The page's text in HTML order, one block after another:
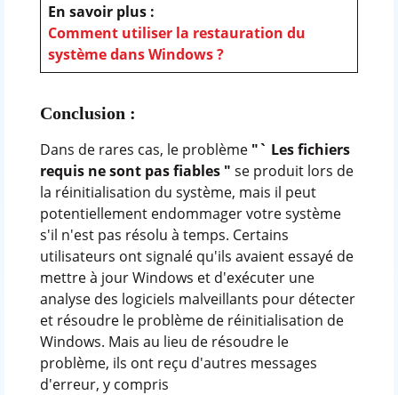
En savoir plus :
Comment utiliser la restauration du
système dans Windows ?
Conclusion :
Dans de rares cas, le problème "` Les fichiers
requis ne sont pas fiables " se produit lors de
la réinitialisation du système, mais il peut
potentiellement endommager votre système
s'il n'est pas résolu à temps. Certains
utilisateurs ont signalé qu'ils avaient essayé de
mettre à jour Windows et d'exécuter une
analyse des logiciels malveillants pour détecter
et résoudre le problème de réinitialisation de
Windows. Mais au lieu de résoudre le
problème, ils ont reçu d'autres messages
d'erreur, y compris